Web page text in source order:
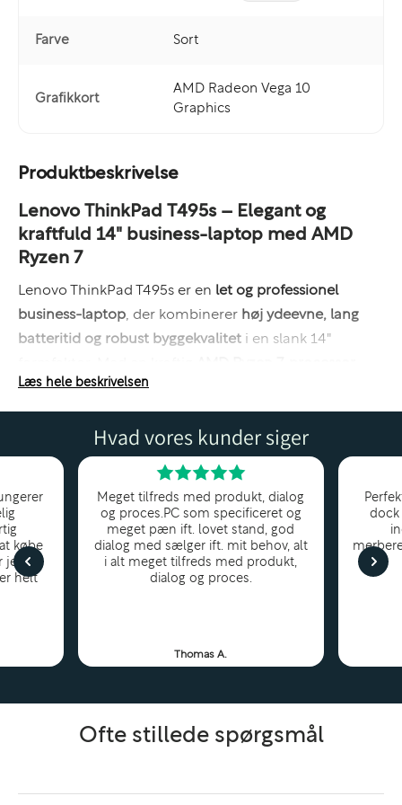
Produktbeskrivelse
Lenovo ThinkPad T495s – Elegant og
kraftfuld 14" business-laptop med AMD
Ryzen 7
Lenovo ThinkPad T495s er en let og professionel
business-laptop, der kombinerer høj ydeevne, lang
batteritid og robust byggekvalitet i en slank 14"
16GB RAMog en hurtig
skabt til krævende kontorbrugere og studerende, der
har behov for en effektiv og driftssikker arbejdsstation
– både på kontoret og på farten.
Kraftfuld AMD Ryzen 7-ydelse til
multitasking og produktivitet
Udstyret med AMD Ryzen 7 Pro-processoren
produktivitet. Kombineret med
får du en
programmer kører samtidig.
perfekt balance
Læs hele beskrivelsen
Farve Sort
Grafikkort
AMD Radeon Vega 10
Graphics
Hvad vores kunder siger
købe
helt
Meget tilfreds med produkt, dialog
og proces.PC som specificeret og
meget pæn ift. lovet stand, god
dialog med sælger ift. mit behov, alt
i alt meget tilfreds med produkt,
dialog og proces.
Thomas A.
dock
Ofte stillede spørgsmål